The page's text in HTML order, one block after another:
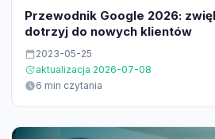
Przewodnik Google 2026:
dotrzyj do nowych klientów
2023-05-25
aktualizacja 2026-07-08
6 min czytania